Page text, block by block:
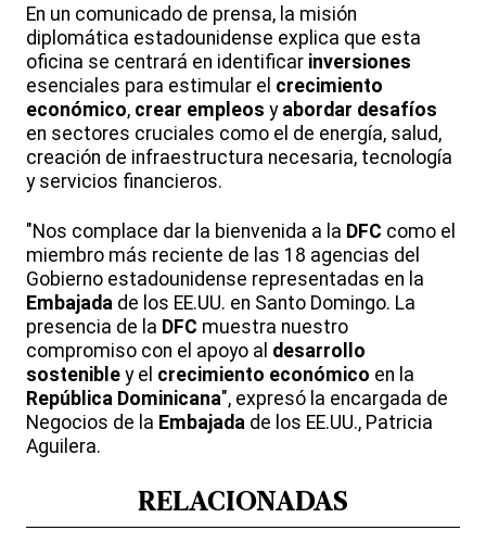
En un comunicado de prensa, la misión
diplomática estadounidense explica que esta
oficina se centrará en identificar inversiones
esenciales para estimular el crecimiento
económico, crear empleos y abordar desafíos
en sectores cruciales como el de energía, salud,
creación de infraestructura necesaria, tecnología
y servicios financieros.
"Nos complace dar la bienvenida a la DFC como el
miembro más reciente de las 18 agencias del
Gobierno estadounidense representadas en la
Embajada de los EE.UU. en Santo Domingo. La
presencia de la DFC muestra nuestro
compromiso con el apoyo al desarrollo
sostenible y el crecimiento económico en la
República Dominicana", expresó la encargada de
Negocios de la Embajada de los EE.UU., Patricia
Aguilera.
RELACIONADAS